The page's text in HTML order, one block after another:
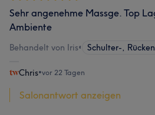
Sehr angenehme Massge. Top
Ambiente
Behandelt von Iris• Schulter-,
Chris•vor 22 Tagen
Salonantwort anzeigen